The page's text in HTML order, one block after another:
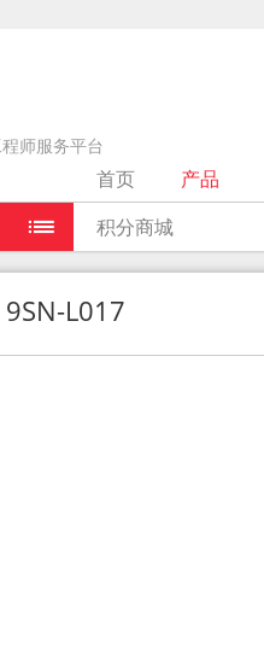
师服务平台
首页 产品
积分商城
HDP26-24-19SN-L017
L017